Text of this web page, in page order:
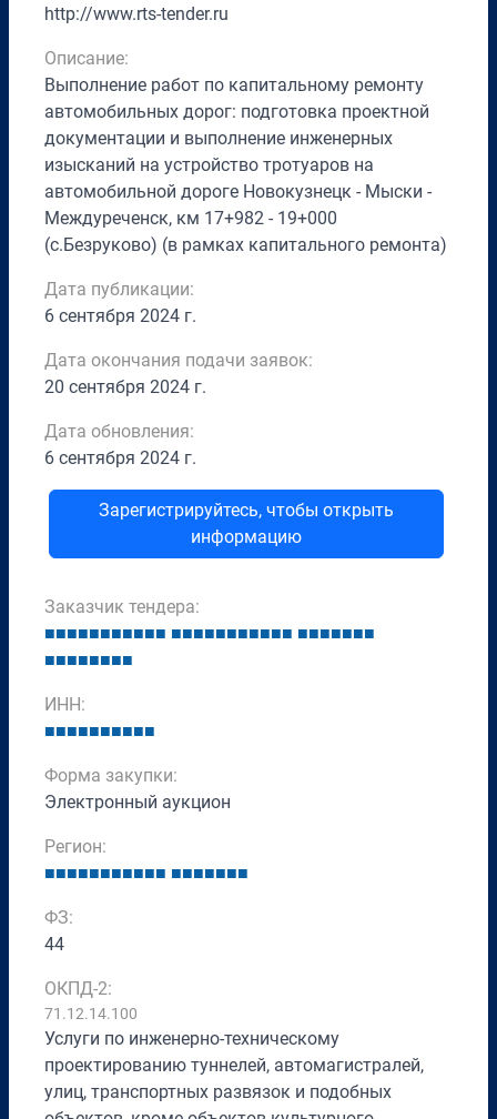
http://www.rts-tender.ru
Описание:
Выполнение работ по капитальному ремонту
автомобильных дорог: подготовка проектной
документации и выполнение инженерных
изысканий на устройство тротуаров на
автомобильной дороге Новокузнецк - Мыски -
Междуреченск, км 17+982 - 19+000
(с.Безруково) (в рамках капитального ремонта)
Дата публикации:
6 сентября 2024 г.
Дата окончания подачи заявок:
20 сентября 2024 г.
Дата обновления:
6 сентября 2024 г.
Зарегистрируйтесь, чтобы открыть
информацию
Заказчик тендера:
■■■■■■■■■■■ ■■■■■■■■■■■ ■■■■■■■
■■■■■■■■
ИНН:
■■■■■■■■■■
Форма закупки:
Электронный аукцион
Регион:
■■■■■■■■■■■ ■■■■■■■
ФЗ:
44
ОКПД-2:
71.12.14.100
Услуги по инженерно-техническому
проектированию туннелей, автомагистралей,
улиц, транспортных развязок и подобных